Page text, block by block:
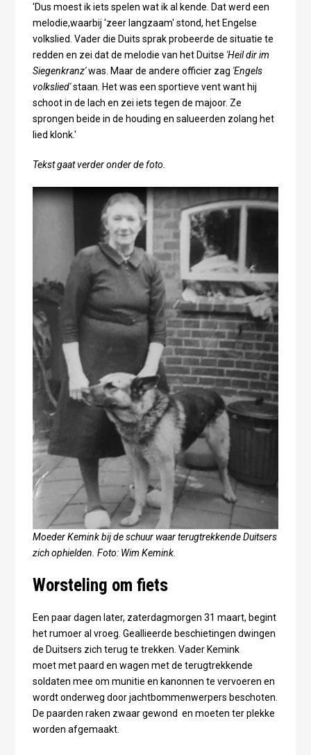
'Dus moest ik iets spelen wat ik al kende. Dat werd een
melodie,waarbij 'zeer langzaam' stond, het Engelse
volkslied. Vader die Duits sprak probeerde de situatie te
redden en zei dat de melodie van het Duitse 'Heil dir im
Siegenkranz'was. Maar de andere officier zag 'Engels
volkslied'staan. Het was een sportieve vent want hij
schoot in de lach en zei iets tegen de majoor. Ze
sprongen beide in de houding en salueerden zolang het
lied klonk.'
Tekst gaat verder onder de foto.
Moeder Kemink bij de schuur waar terugtrekkende Duitsers
zich ophielden. Foto: Wim Kemink.
Worsteling om fiets
Een paar dagen later, zaterdagmorgen 31 maart, begint
het rumoer al vroeg. Geallieerde beschietingen dwingen
de Duitsers zich terug te trekken. Vader Kemink
moet met paard en wagen met de terugtrekkende
soldaten mee om munitie en kanonnen te vervoeren en
wordt onderweg door jachtbommenwerpers beschoten.
De paarden raken zwaar gewond en moeten ter plekke
worden afgemaakt.